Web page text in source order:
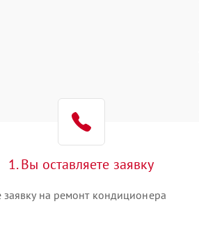
1. Вы оставляете заявку
заявку на ремонт кондиционера